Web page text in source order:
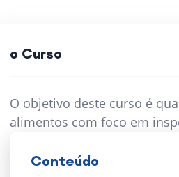
o Curso
O objetivo deste curso é
alimentos com foco em
Conteúdo